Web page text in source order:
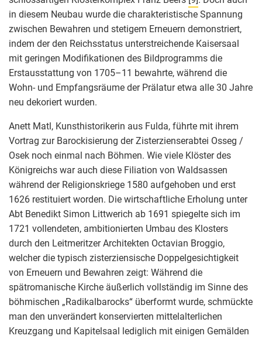
in diesem Neubau wurde die charakteristische Spannung
zwischen Bewahren und stetigem Erneuern demonstriert,
indem der den Reichsstatus unterstreichende Kaisersaal
mit geringen Modifikationen des Bildprogramms die
Erstausstattung von 1705–11 bewahrte, während die
Wohn- und Empfangsräume der Prälatur etwa alle 30 Jahre
neu dekoriert wurden.
Anett Matl, Kunsthistorikerin aus Fulda, führte mit ihrem
Vortrag zur Barockisierung der Zisterzienserabtei Osseg /
Osek noch einmal nach Böhmen. Wie viele Klöster des
Königreichs war auch diese Filiation von Waldsassen
während der Religionskriege 1580 aufgehoben und erst
1626 restituiert worden. Die wirtschaftliche Erholung unter
Abt Benedikt Simon Littwerich ab 1691 spiegelte sich im
1721 vollendeten, ambitionierten Umbau des Klosters
durch den Leitmeritzer Architekten Octavian Broggio,
welcher die typisch zisterziensische Doppelgesichtigkeit
von Erneuern und Bewahren zeigt: Während die
spätromanische Kirche äußerlich vollständig im Sinne des
böhmischen „Radikalbarocks“ überformt wurde, schmückte
man den unverändert konservierten mittelalterlichen
Kreuzgang und Kapitelsaal lediglich mit einigen Gemälden